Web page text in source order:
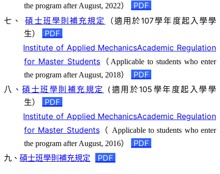
the program after August, 2022）
PDF
七、碩士班學則補充規定
（適用於107學年度起入學學
生）
PDF
Institute of Applied MechanicsAcademic Regulation
for Master Students （ Applicable to students who enter
the program after August, 2018）
PDF
八、碩士班學則補充規定 (適用於105學年度起入學學
生）
PDF
Institute of Applied MechanicsAcademic Regulation
for Master Students（ Applicable to students who enter
the program after August, 2016）
PDF
九、 碩士班學則補充規定 PDF